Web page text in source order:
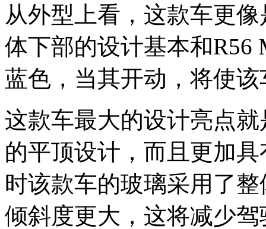
从外型上看，这款车更
体下部的设计基本和
蓝色，当其开动，将使
这款车最大的设计亮点
的平顶设计，而且更加具
时该款车的玻璃采用了
倾斜度更大，这将减少